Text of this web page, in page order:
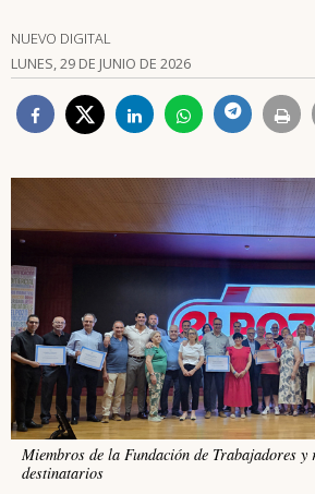
NUEVO DIGITAL
LUNES, 29 DE JUNIO DE 2026
Miembros de la Fundación de Trabajadores y
destinatarios